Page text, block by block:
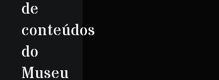
de
conteúdos
do
Museu